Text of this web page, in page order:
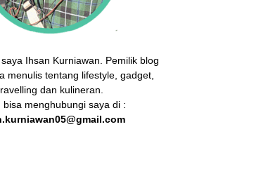
Ihsan Kurniawan. Pemilik blog
menulis tentang lifestyle, gadget,
dan kulineran.
bisa menghubungi saya di :